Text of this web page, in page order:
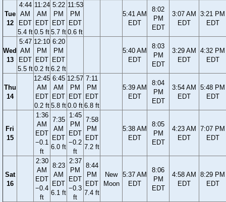
Tue
12
4:44
AM
EDT
5.4 ft
11:24
AM
EDT
0.5 ft
5:22
PM
EDT
5.7 ft
11:53
PM
EDT
0.6 ft
5:41 AM
EDT
8:02
PM
EDT
3:07 AM
EDT
3:21 PM
EDT
Wed
13
5:47
AM
EDT
5.5 ft
12:10
PM
EDT
0.2 ft
6:20
PM
EDT
6.2 ft
5:40 AM
EDT
8:03
PM
EDT
3:29 AM
EDT
4:32 PM
EDT
Thu
14
12:45
AM
EDT
0.2 ft
6:45
AM
EDT
5.8 ft
12:57
PM
EDT
0.0 ft
7:11
PM
EDT
6.8 ft
5:39 AM
EDT
8:04
PM
EDT
3:54 AM
EDT
5:48 PM
EDT
Fri
15
1:36
AM
EDT
−0.1
ft
7:35
AM
EDT
6.0 ft
1:45
PM
EDT
−0.2
ft
7:58
PM
EDT
7.2 ft
5:38 AM
EDT
8:05
PM
EDT
4:23 AM
EDT
7:07 PM
EDT
Sat
16
2:30
AM
EDT
−0.4
ft
8:23
AM
EDT
6.1 ft
2:37
PM
EDT
−0.3
ft
8:44
PM
EDT
7.4 ft
New
Moon
5:37 AM
EDT
8:06
PM
EDT
4:58 AM
EDT
8:29 PM
EDT